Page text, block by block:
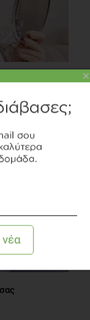
Μπορεί η
×